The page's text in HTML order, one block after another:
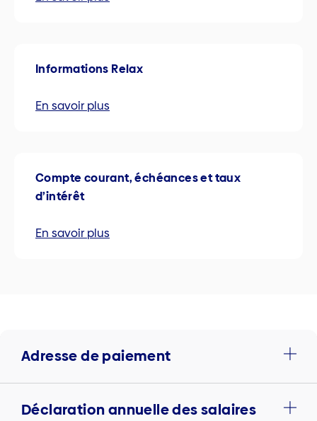
Informations Relax
En savoir plus
Compte courant, échéances et taux
d’intérêt
En savoir plus
Adresse de paiement
Déclaration annuelle des salaires